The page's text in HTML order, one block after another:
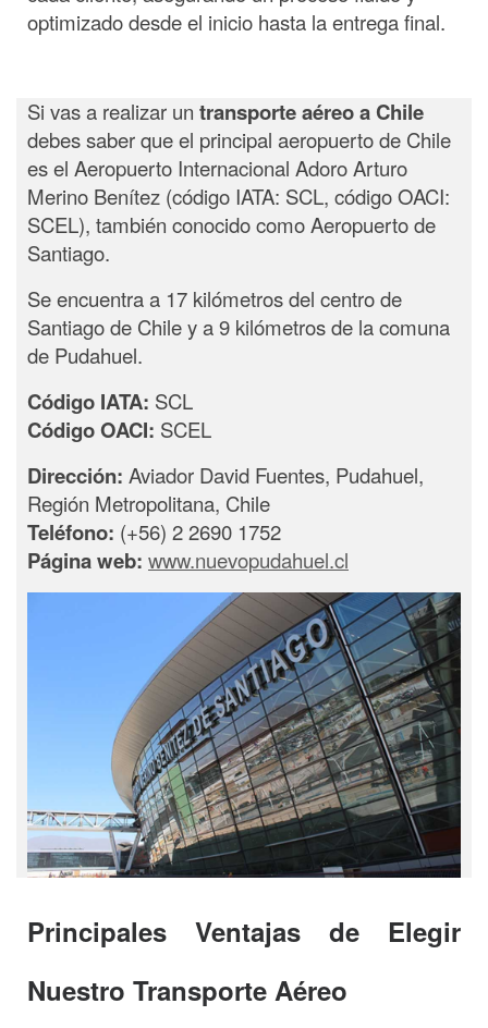
optimizado desde el inicio hasta la entrega final.
Si vas a realizar un transporte aéreo a Chile
debes saber que el principal aeropuerto de Chile
es el Aeropuerto Internacional Adoro Arturo
Merino Benítez (código IATA: SCL, código OACI:
SCEL), también conocido como Aeropuerto de
Santiago.
Se encuentra a 17 kilómetros del centro de
Santiago de Chile y a 9 kilómetros de la comuna
de Pudahuel.
Código IATA: SCL
Código OACI: SCEL
Dirección: Aviador David Fuentes, Pudahuel,
Región Metropolitana, Chile
Teléfono: (+56) 2 2690 1752
Página web: www.nuevopudahuel.cl
Principales Ventajas de Elegir
Nuestro Transporte Aéreo